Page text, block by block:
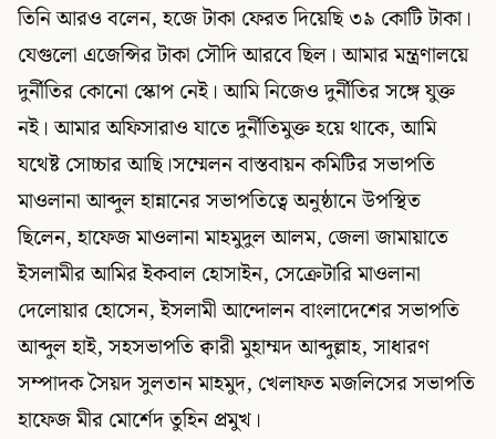
তিনি আরও বলেন, হজে টাকা ফেরত দিয়েছি ৩৯ কোটি টাকা।
যেগুলো এজেন্সির টাকা সৌদি আরবে ছিল। আমার মন্ত্রণালয়ে
দুর্নীতির কোনো স্কোপ নেই। আমি নিজেও দুর্নীতির সঙ্গে যুক্ত
নই। আমার অফিসারাও যাতে দুর্নীতিমুক্ত হয়ে থাকে, আমি
যথেষ্ট সোচ্চার আছি।সম্মেলন বাস্তবায়ন কমিটির সভাপতি
মাওলানা আব্দুল হান্নানের সভাপতিত্বে অনুষ্ঠানে উপস্থিত
ছিলেন, হাফেজ মাওলানা মাহমুদুল আলম, জেলা জামায়াতে
ইসলামীর আমির ইকবাল হোসাইন, সেক্রেটারি মাওলানা
দেলোয়ার হোসেন, ইসলামী আন্দোলন বাংলাদেশের সভাপতি
আব্দুল হাই, সহসভাপতি ক্বারী মুহাম্মদ আব্দুল্লাহ, সাধারণ
সম্পাদক সৈয়দ সুলতান মাহমুদ, খেলাফত মজলিসের সভাপতি
হাফেজ মীর মোর্শেদ তুহিন প্রমুখ।